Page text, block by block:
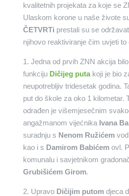
kvalitetnih projekata za koje se
Ulaskom korone u naše živote
ČETVRTi prestali su se
njihovo reaktiviranje čim uvjeti to
1. Jedna od prvih ZNN akcija
funkciju Dičijeg putakoji je bio
neupotrebljiv tridesetak godina.
put do škole za oko 1 kilometar.
odrađen je višemjesečnim
angažmanom vijećnika Ivana
suradnju s Nenom Ružićem
kao i s Damirom Babićemovl.
komunalu i savjetnikom
Grubišićem Girom.
2. Upravo Dičijim putomdjeca